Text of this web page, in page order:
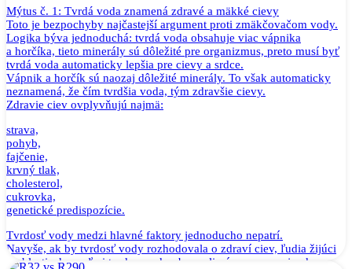
Mýtus č. 1: Tvrdá voda znamená zdravé a mäkké cievy
Toto je bezpochyby najčastejší argument proti zmäkčovačom vody.
Logika býva jednoduchá: tvrdá voda obsahuje viac vápnika
a horčíka, tieto minerály sú dôležité pre organizmus, preto musí byť
tvrdá voda automaticky lepšia pre cievy a srdce.
Vápnik a horčík sú naozaj dôležité minerály. To však automaticky
neznamená, že čím tvrdšia voda, tým zdravšie cievy.
Zdravie ciev ovplyvňujú najmä:
strava,
pohyb,
fajčenie,
krvný tlak,
cholesterol,
cukrovka,
genetické predispozície.
Tvrdosť vody medzi hlavné faktory jednoducho nepatrí.
Navyše, ak by tvrdosť vody rozhodovala o zdraví ciev, ľudia žijúci
v oblastiach s veľmi tvrdou vodou by mali výrazne menej srdcovo-